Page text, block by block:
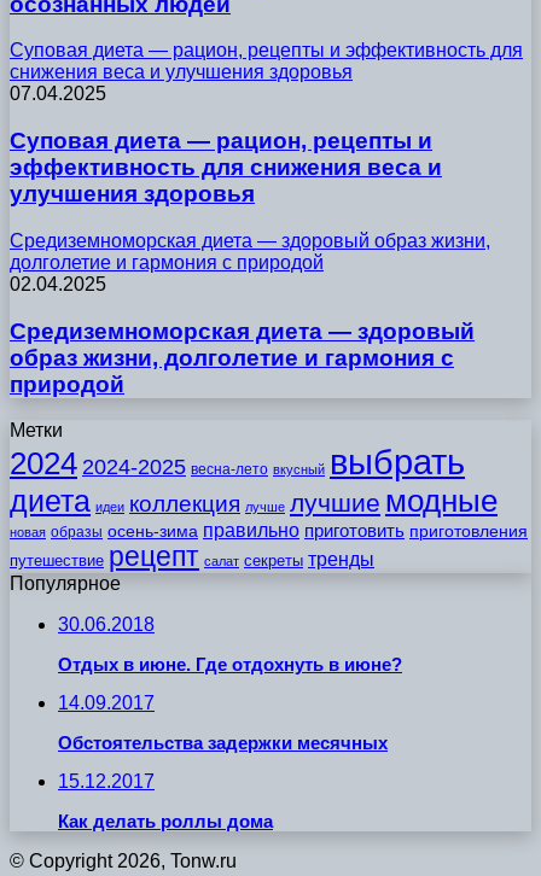
Суповая диета — рацион, рецепты и эффективность для
снижения веса и улучшения здоровья
07.04.2025
Суповая диета — рацион, рецепты и
эффективность для снижения веса и
улучшения здоровья
Средиземноморская диета — здоровый образ жизни,
долголетие и гармония с природой
02.04.2025
Средиземноморская диета — здоровый
образ жизни, долголетие и гармония с
природой
Метки
2024 2024-2025 весна-лето вкусный выбрать
диета идеи коллекция лучше лучшие модные
новая образы осень-зима правильно приготовить приготовления
путешествие рецепт салат секреты тренды
Популярное
30.06.2018
Отдых в июне. Где отдохнуть в июне?
14.09.2017
Обстоятельства задержки месячных
15.12.2017
Как делать роллы дома
© Copyright 2026, Tonw.ru